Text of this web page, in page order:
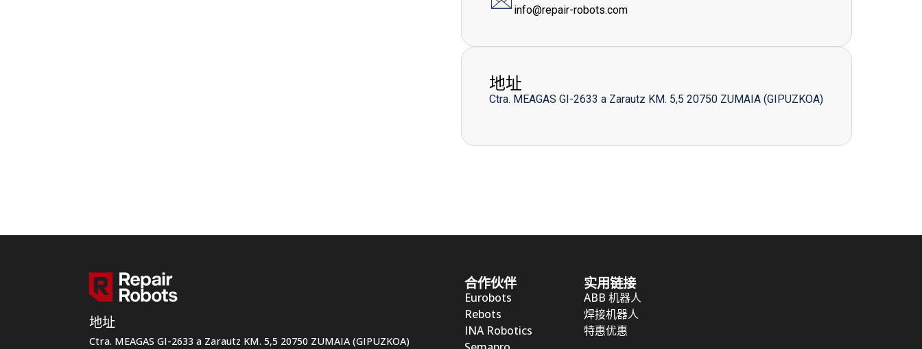
info@repair-robots.com
地址
Ctra. MEAGAS GI-2633 a Zarautz KM. 5,5 20750 ZUMAIA (GIPUZKOA)
地址
Ctra. MEAGAS GI-2633 a Zarautz KM. 5,5 20750 ZUMAIA (GIPUZKOA)
合作伙伴
Eurobots
Rebots
INA Robotics
实用链接
ABB 机器人
焊接机器人
特惠优惠